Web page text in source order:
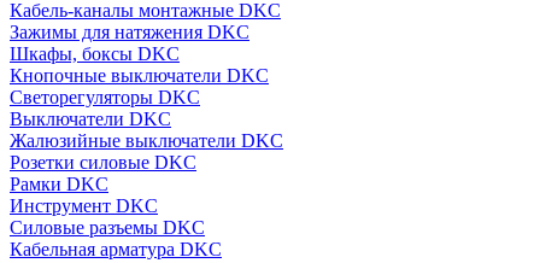
Кабель-каналы монтажные DKC
Зажимы для натяжения DKC
Шкафы, боксы DKC
Кнопочные выключатели DKC
Светорегуляторы DKC
Выключатели DKC
Жалюзийные выключатели DKC
Розетки силовые DKC
Рамки DKC
Инструмент DKC
Силовые разъемы DKC
Кабельная арматура DKC